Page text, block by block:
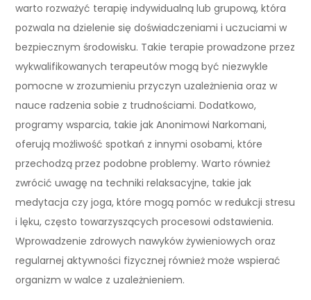
warto rozważyć terapię indywidualną lub grupową, która
pozwala na dzielenie się doświadczeniami i uczuciami w
bezpiecznym środowisku. Takie terapie prowadzone przez
wykwalifikowanych terapeutów mogą być niezwykle
pomocne w zrozumieniu przyczyn uzależnienia oraz w
nauce radzenia sobie z trudnościami. Dodatkowo,
programy wsparcia, takie jak Anonimowi Narkomani,
oferują możliwość spotkań z innymi osobami, które
przechodzą przez podobne problemy. Warto również
zwrócić uwagę na techniki relaksacyjne, takie jak
medytacja czy joga, które mogą pomóc w redukcji stresu
i lęku, często towarzyszących procesowi odstawienia.
Wprowadzenie zdrowych nawyków żywieniowych oraz
regularnej aktywności fizycznej również może wspierać
organizm w walce z uzależnieniem.